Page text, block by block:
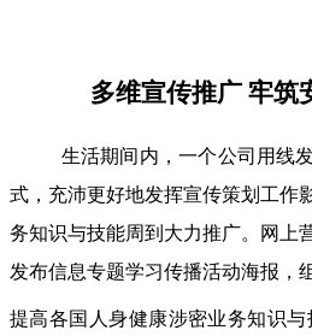
多维宣传推广 牢筑
生活期间内，一个公司用线
式，充沛更好地发挥宣传策划工作
务知识与技能周到大力推广。网上
发布信息专题学习传播活动海报，
提高各国人身健康涉密业务知识